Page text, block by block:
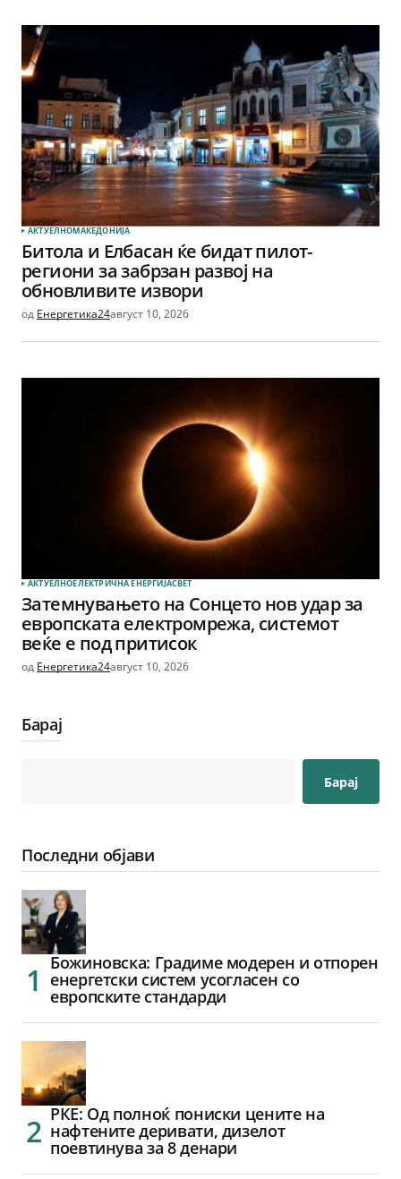
АКТУЕЛНОМАКЕДОНИЈА
Битола и Елбасан ќе бидат пилот-
региони за забрзан развој на
обновливите извори
од Енергетика24август 10, 2026
АКТУЕЛНОЕЛЕКТРИЧНА ЕНЕРГИЈАСВЕТ
Затемнувањето на Сонцето нов удар за
европската електромрежа, системот
веќе е под притисок
од Енергетика24август 10, 2026
Барај
Барај
Последни објави
Божиновска: Градиме модерен и отпорен
енергетски систем усогласен со
европските стандарди
РКЕ: Од полноќ пониски цените на
нафтените деривати, дизелот
поевтинува за 8 денари